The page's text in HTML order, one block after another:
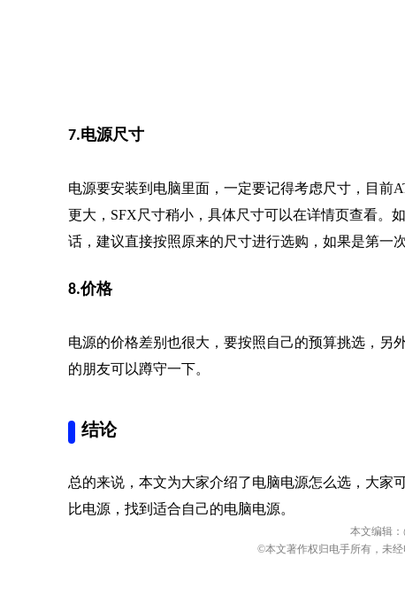
电源的价格差别也很大，要按照自己的预算挑选，另
的朋友可以蹲守一下。